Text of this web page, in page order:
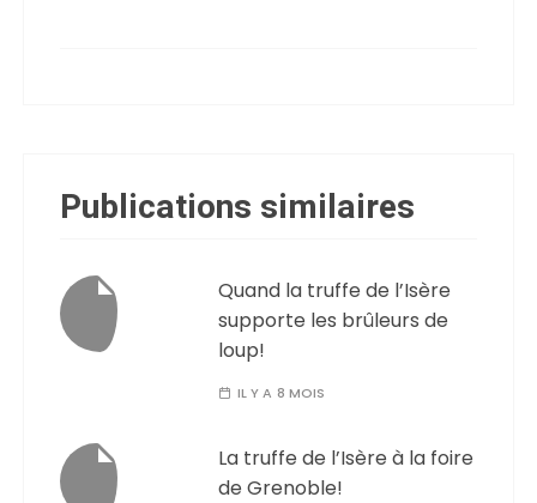
Publications similaires
Quand la truffe de l’Isère
supporte les brûleurs de
loup!
IL Y A 8 MOIS
La truffe de l’Isère à la foire
de Grenoble!